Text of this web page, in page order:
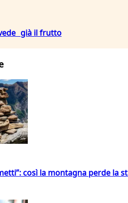
già il frutto
così la montagna perde la